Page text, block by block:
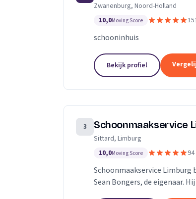
technieken en een
Zwanenburg, Noord-Holland
10,0Moving Score
schooninhuis
Bekijk profiel
3 Schoonmaakservice
Sittard, Limburg
10,0Moving Score
Schoonmaakservice
Sean Bongers, de eigenaar.